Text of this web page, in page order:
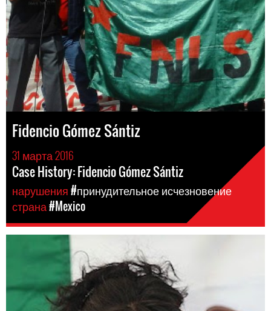
Fidencio Gómez Sántiz
31 марта 2016
Case History: Fidencio Gómez Sántiz
нарушения#принудительное исчезновение
страна#Mexico